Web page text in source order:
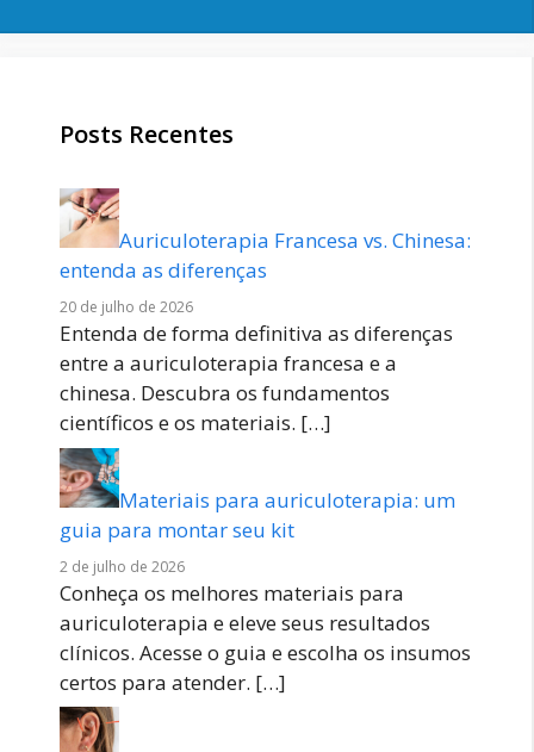
Posts Recentes
Auriculoterapia Francesa vs. Chinesa:
entenda as diferenças
20 de julho de 2026
Entenda de forma definitiva as diferenças
entre a auriculoterapia francesa e a
chinesa. Descubra os fundamentos
científicos e os materiais. […]
Materiais para auriculoterapia: um
guia para montar seu kit
2 de julho de 2026
Conheça os melhores materiais para
auriculoterapia e eleve seus resultados
clínicos. Acesse o guia e escolha os insumos
certos para atender. […]